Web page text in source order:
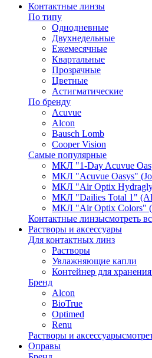
Контактные линзы
По типу
Однодневные
Двухнедельные
Ежемесячные
Квартальные
Прозрачные
Цветные
Астигматические
По бренду
Acuvue
Alcon
Bausch Lomb
Cooper Vision
Самые популярные
МКЛ "1-Day Acuvue
МКЛ "Acuvue Oasys"
МКЛ "Air Optix
МКЛ "Dailies Total 1"
МКЛ "Air Optix Colors"
Контактные линзысмотреть
Растворы и аксессуары
Для контактных линз
Растворы
Увлажняющие капли
Контейнер для
Бренд
Alcon
BioTrue
Optimed
Renu
Растворы и аксессуары
Оправы